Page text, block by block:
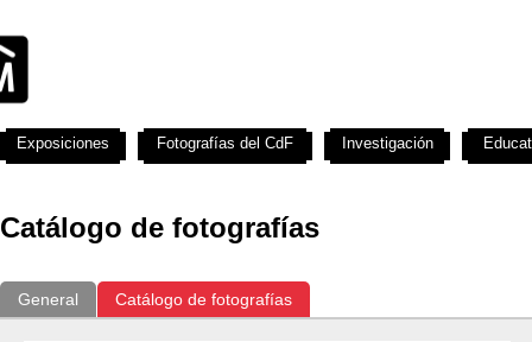
Catálogo de fotografías
General Catálogo de fotografías
Exposiciones Fotografías del CdF Investigación